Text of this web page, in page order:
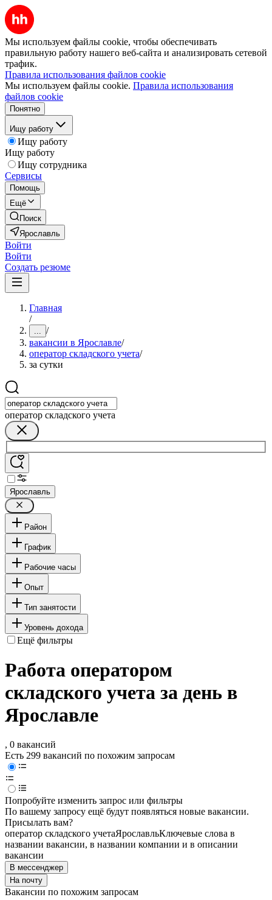
Мы используем файлы cookie, чтобы обеспечивать
правильную работу нашего веб-сайта и анализировать сетевой
трафик.
Правила использования файлов cookie
Мы используем файлы cookie. Правила использования
файлов cookie
Понятно
Ищу работу
Ищу работу
Ищу работу
Ищу сотрудника
Сервисы
Помощь
Ещё
Поиск
Ярославль
Войти
Войти
Создать резюме
Главная
/
... /
вакансии в Ярославле/
оператор складского учета/
за сутки
оператор складского учета
Ярославль
Район
График
Рабочие часы
Опыт
Тип занятости
Уровень дохода
Ещё фильтры
Работа оператором
складского учета за день в
Ярославле
, 0 вакансий
Есть 299 вакансий по похожим запросам
Попробуйте изменить запрос или фильтры
По вашему запросу ещё будут появляться новые вакансии.
Присылать вам?
оператор складского учетаЯрославльКлючевые слова в
названии вакансии, в названии компании и в описании
вакансии
В мессенджер
На почту
Вакансии по похожим запросам